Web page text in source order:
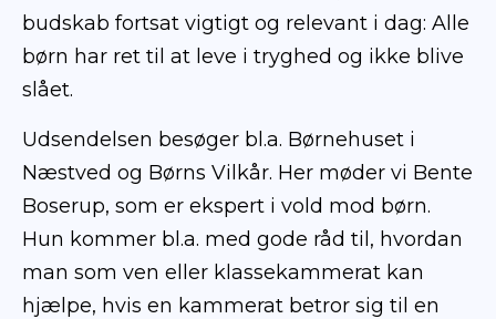
budskab fortsat vigtigt og relevant i dag: Alle
børn har ret til at leve i tryghed og ikke blive
slået.
Udsendelsen besøger bl.a. Børnehuset i
Næstved og Børns Vilkår. Her møder vi Bente
Boserup, som er ekspert i vold mod børn.
Hun kommer bl.a. med gode råd til, hvordan
man som ven eller klassekammerat kan
hjælpe, hvis en kammerat betror sig til en